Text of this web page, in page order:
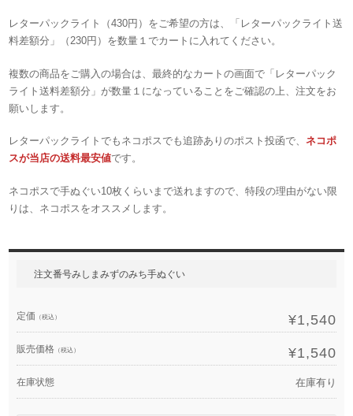
レターパックライト（430円）をご希望の方は、「レターパックライト送
料差額分」（230円）を数量１でカートに入れてください。
複数の商品をご購入の場合は、最終的なカートの画面で「レターパック
ライト送料差額分」が数量１になっていることをご確認の上、注文をお
願いします。
レターパックライトでもネコポスでも追跡ありのポスト投函で、ネコポ
スが当店の送料最安値です。
ネコポスで手ぬぐい10枚くらいまで送れますので、特段の理由がない限
りは、ネコポスをオススメします。
注文番号みしまみずのみち手ぬぐい
定価 （税込） ¥1,540
販売価格 （税込） ¥1,540
在庫状態 在庫有り